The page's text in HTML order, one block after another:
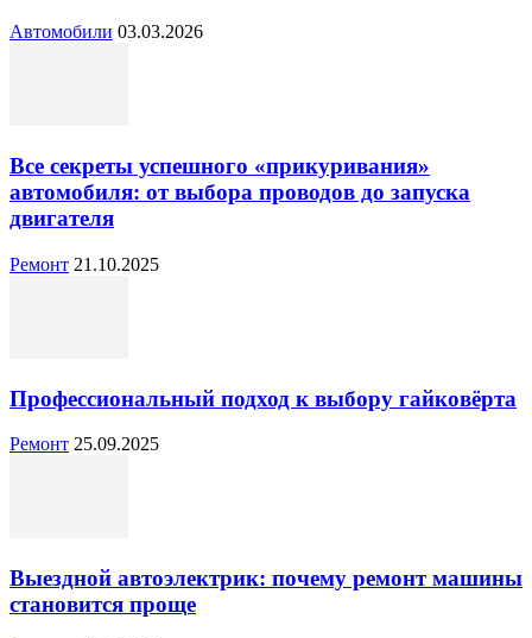
Автомобили 03.03.2026
Все секреты успешного «прикуривания»
автомобиля: от выбора проводов до запуска
двигателя
Ремонт 21.10.2025
Профессиональный подход к выбору гайковёрта
Ремонт 25.09.2025
Выездной автоэлектрик: почему ремонт машины
становится проще